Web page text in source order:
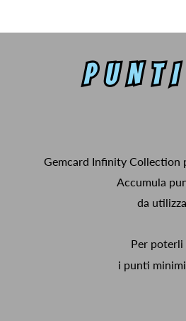
Gemcard Infinity Collection
Accumula
da
Per poterli
i punti